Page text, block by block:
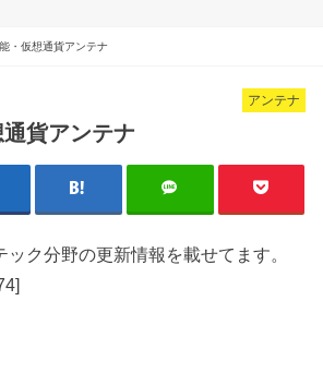
・仮想通貨アンテナ
アンテナ
貨アンテナ
ック分野の更新情報を載せてます。